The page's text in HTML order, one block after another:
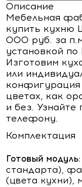
Описание
Мебельная
купить кухню
000 руб. за
установкой
Изготовим
или
конфигурация
цветах, как
и без. Узнайте
телефону.
Комплектация
Готовый модуль:
стандарта),
(цвета кухни),